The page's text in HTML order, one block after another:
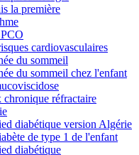
la première
cardiovasculaires
du sommeil
du sommeil chez l'enfant
chronique réfractaire
diabétique version Algérie
de type 1 de l'enfant
diabétique